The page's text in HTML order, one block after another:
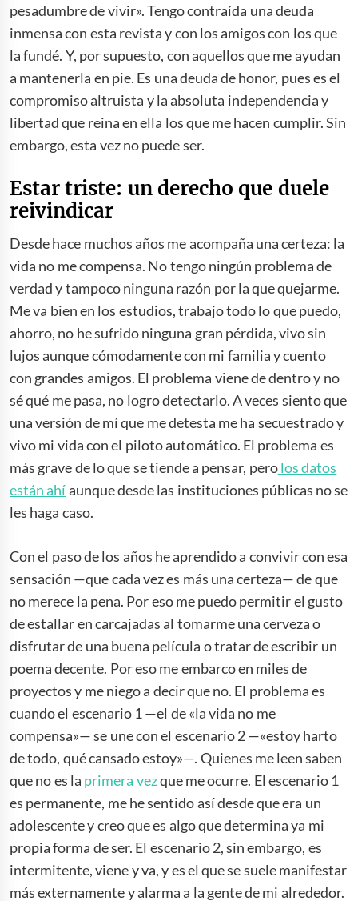
pesadumbre de vivir». Tengo contraída una deuda
inmensa con esta revista y con los amigos con los que
la fundé. Y, por supuesto, con aquellos que me ayudan
a mantenerla en pie. Es una deuda de honor, pues es el
compromiso altruista y la absoluta independencia y
libertad que reina en ella los que me hacen cumplir. Sin
embargo, esta vez no puede ser.
Estar triste: un derecho que duele
reivindicar
Desde hace muchos años me acompaña una certeza: la
vida no me compensa. No tengo ningún problema de
verdad y tampoco ninguna razón por la que quejarme.
Me va bien en los estudios, trabajo todo lo que puedo,
ahorro, no he sufrido ninguna gran pérdida, vivo sin
lujos aunque cómodamente con mi familia y cuento
con grandes amigos. El problema viene de dentro y no
sé qué me pasa, no logro detectarlo. A veces siento que
una versión de mí que me detesta me ha secuestrado y
vivo mi vida con el piloto automático. El problema es
más grave de lo que se tiende a pensar, perolos datos
están ahíaunque desde las instituciones públicas no se
les haga caso.
Con el paso de los años he aprendido a convivir con esa
sensación —que cada vez es más una certeza— de que
no merece la pena. Por eso me puedo permitir el gusto
de estallar en carcajadas al tomarme una cerveza o
disfrutar de una buena película o tratar de escribir un
poema decente. Por eso me embarco en miles de
proyectos y me niego a decir que no. El problema es
cuando el escenario 1 —el de «la vida no me
compensa»— se une con el escenario 2 —«estoy harto
de todo, qué cansado estoy»—. Quienes me leen saben
que no es la primera vezque me ocurre. El escenario 1
es permanente, me he sentido así desde que era un
adolescente y creo que es algo que determina ya mi
propia forma de ser. El escenario 2, sin embargo, es
intermitente, viene y va, y es el que se suele manifestar
más externamente y alarma a la gente de mi alrededor.